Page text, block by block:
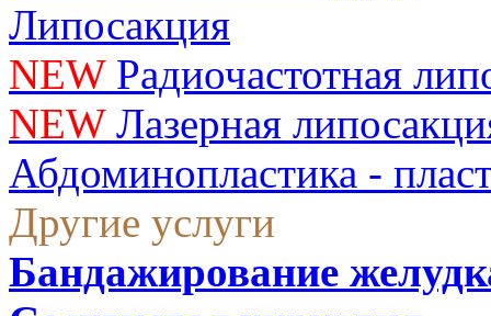
Липосакция
NEWРадиочастотная
NEWЛазерная
Абдоминопластика -
Другие услуги
Бандажирование